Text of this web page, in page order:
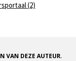
(2)
VAN DEZE AUTEUR.